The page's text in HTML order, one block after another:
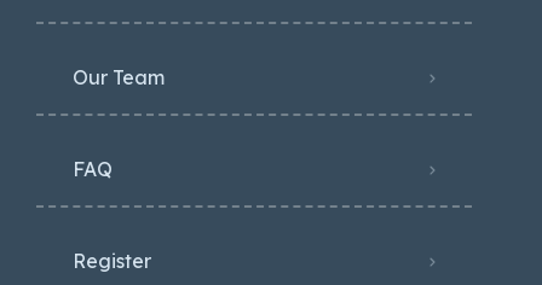
Our Team
FAQ
Register